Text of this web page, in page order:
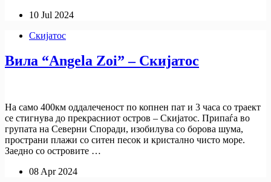
10 Jul 2024
Скијатос
Вила “Angela Zoi” – Скијатос
На само 400км оддалеченост по копнен пат и 3 часа со траект
се стигнува до прекрасниот остров – Скијатос. Припаѓа во
групата на Северни Споради, изобилува со борова шума,
пространи плажи со ситен песок и кристално чисто море.
Заедно со островите …
08 Apr 2024